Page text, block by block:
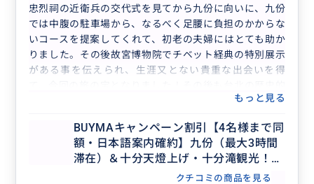
忠烈祠の近衛兵の交代式を見てから九份に向いに、九份
では中腹の駐車場から、なるべく足腰に負担のかからな
いコースを提案してくれて、初老の夫婦にはとても助か
りました。その後故宮博物院でチベット経典の特別展示
がある事を伝えられ、生涯又とない貴重な出会いを得
施設(日本統治時代の警察署)の見学に同行してくれて、
の歴史や様々な話をとても上手な日本語で説明して下さ
り、台北の旅が一層深まりました！次回も是非、王さん
にお願いしたいと思います！お世話になりました。
もっと見る
BUYMAキャンペーン割引【4名様まで同
額・日本語案内確約】九份（最大3時間
滞在）＆十分天燈上げ・十分滝観光！セ
ダンで行く貸切7時間ツアー（士林夜
クチコミの商品を見る